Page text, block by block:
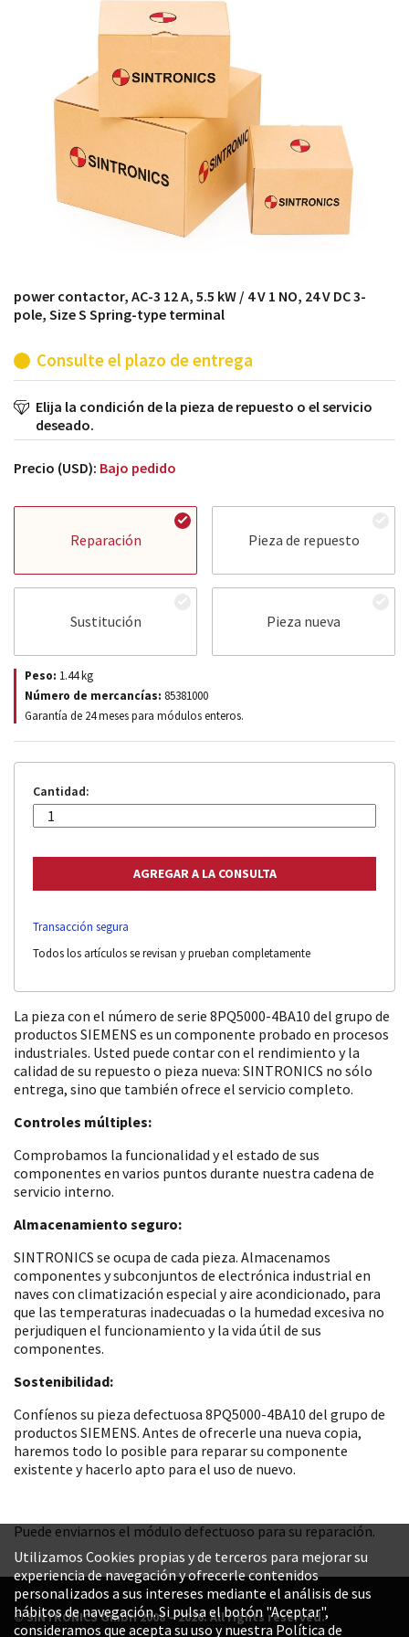
módulos antiguos a un alto nivel técnico o sustitución
de módulos descontinuados por módulos del propio
power contactor, AC-3 12 A, 5.5 kW / 4 V 1 NO, 24 V DC 3-
pole, Size S Spring-type terminal
Consulte el plazo de entrega
Elija la condición de la pieza de repuesto o el servicio
deseado.
Precio (USD): Bajo pedido
Reparación Pieza de repuesto
Sustitución Pieza nueva
Peso: 1.44kg
Número de mercancías: 85381000
Garantía de 24 meses para módulos enteros.
Cantidad:
Transacción segura
Todos los artículos se revisan y prueban completamente
La pieza con el número de serie 8PQ5000-4BA10 del grupo de
productos SIEMENS es un componente probado en procesos
industriales. Usted puede contar con el rendimiento y la
calidad de su repuesto o pieza nueva: SINTRONICS no sólo
entrega, sino que también ofrece el servicio completo.
Controles múltiples:
Comprobamos la funcionalidad y el estado de sus
componentes en varios puntos durante nuestra cadena de
servicio interno.
Almacenamiento seguro:
SINTRONICS se ocupa de cada pieza. Almacenamos
componentes y subconjuntos de electrónica industrial en
naves con climatización especial y aire acondicionado, para
que las temperaturas inadecuadas o la humedad excesiva no
perjudiquen el funcionamiento y la vida útil de sus
componentes.
Sostenibilidad:
Confíenos su pieza defectuosa 8PQ5000-4BA10 del grupo de
productos SIEMENS. Antes de ofrecerle una nueva copia,
haremos todo lo posible para reparar su componente
existente y hacerlo apto para el uso de nuevo.
Puede enviarnos el módulo defectuoso para su reparación.
© SINTRONICS GmbH 2008 – 2026. All rights reserved.
Utilizamos Cookies propias y de terceros para mejorar su
experiencia de navegación y ofrecerle contenidos
personalizados a sus intereses mediante el análisis de sus
hábitos de navegación. Si pulsa el botón "Aceptar",
consideramos que acepta su uso y nuestra Política de